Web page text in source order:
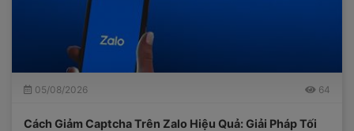
05/08/2026 64
Cách Giảm Captcha Trên Zalo Hiệu Quả: Giải Pháp Tối